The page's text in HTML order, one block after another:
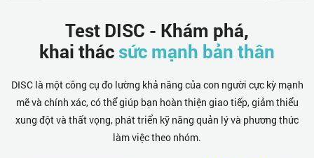
Test DISC - Khám phá,
khai thác sức mạnh bản thân
DISC là một công cụ đo lường khả năng của con người cực kỳ mạnh
mẽ và chính xác, có thể giúp bạn hoàn thiện giao tiếp, giảm thiểu
xung đột và thất vọng, phát triển kỹ năng quản lý và phương thức
làm việc theo nhóm.